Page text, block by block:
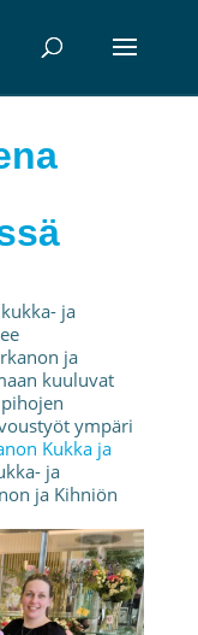
ja
ja
kuuluvat
ympäri
Kukka ja
ja
ja Kihniön